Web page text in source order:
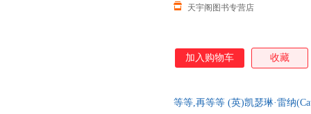
天宇阁图书专营店
加入购物车 收藏
等等,再等等 (英)凯瑟琳·雷纳